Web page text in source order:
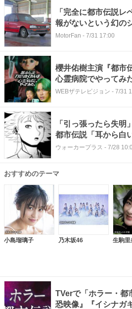
「完全に都市伝説
報がないという幻の
徹底調査
MotorFan - 7/31 17:00
櫻井佑樹主演『都市
心霊病院でやってみ
配信「実際に廃病院
WEBザテレビジョン - 7/31
「引っ張ったら失明
都市伝説「耳から白
ピアスの糸を抜いた
ウォーカープラス - 7/28
おすすめのテーマ
小島瑠璃子 乃木坂46 生駒里
TVerで「ホラー・都
恐映像』『イシナガ